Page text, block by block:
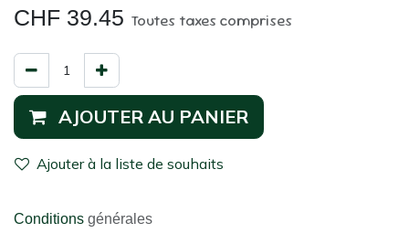
CHF 39.45 Toutes taxes comprises
AJOUTER AU PANIER
Ajouter à la liste de souhaits
Conditions générales